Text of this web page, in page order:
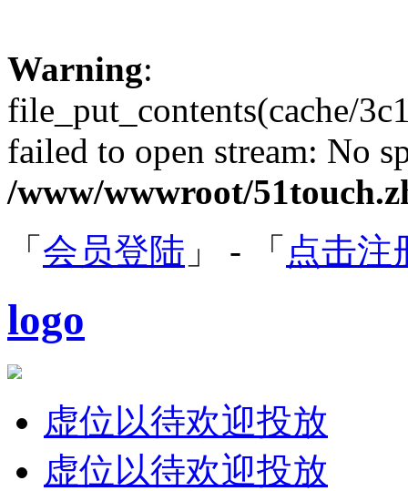
Warning:
file_put_contents(cache/
failed to open stream: No
/www/wwwroot/
「 会员登陆 」 - 「 点击注
logo
虚位以待欢迎投放
虚位以待欢迎投放